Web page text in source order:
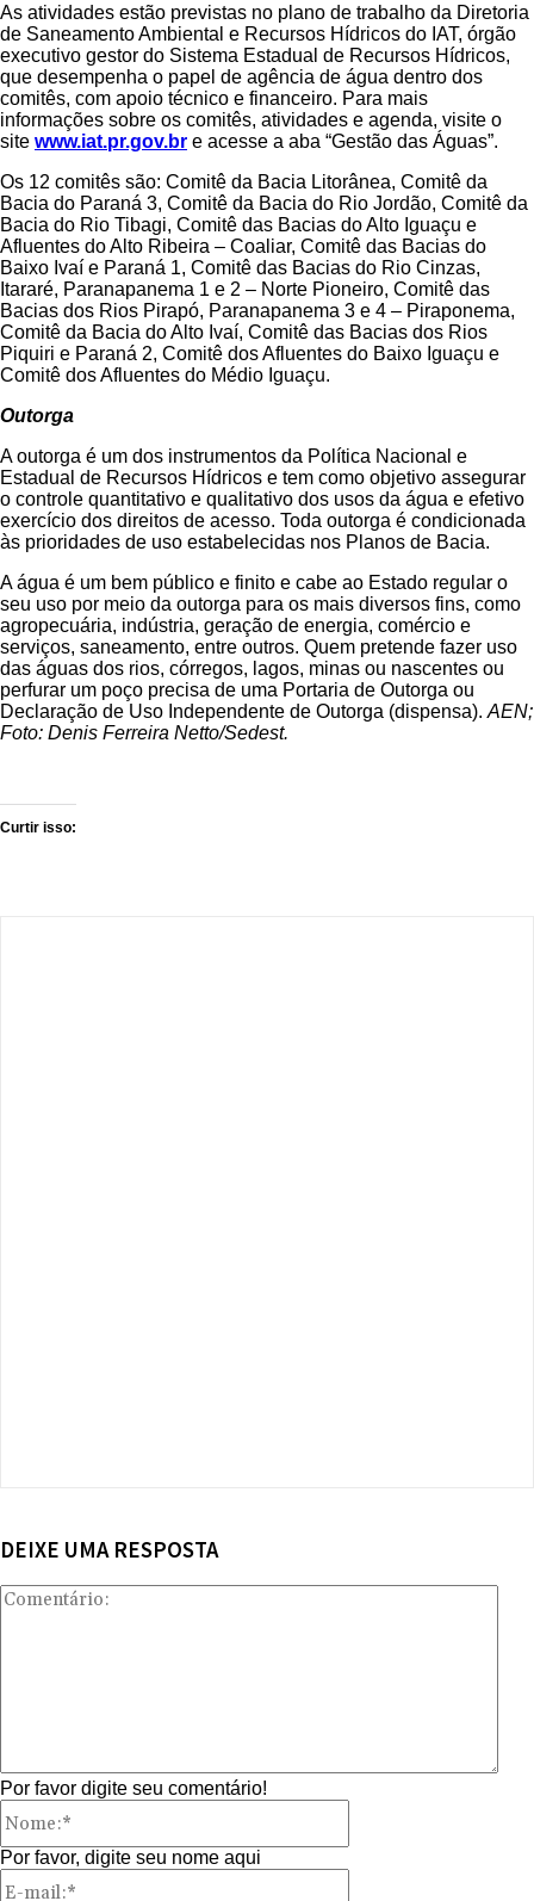
As atividades estão previstas no plano de trabalho da Diretoria
de Saneamento Ambiental e Recursos Hídricos do IAT, órgão
executivo gestor do Sistema Estadual de Recursos Hídricos,
que desempenha o papel de agência de água dentro dos
comitês, com apoio técnico e financeiro. Para mais
informações sobre os comitês, atividades e agenda, visite o
site www.iat.pr.gov.br e acesse a aba “Gestão das Águas”.
Os 12 comitês são: Comitê da Bacia Litorânea, Comitê da
Bacia do Paraná 3, Comitê da Bacia do Rio Jordão, Comitê da
Bacia do Rio Tibagi, Comitê das Bacias do Alto Iguaçu e
Afluentes do Alto Ribeira – Coaliar, Comitê das Bacias do
Baixo Ivaí e Paraná 1, Comitê das Bacias do Rio Cinzas,
Itararé, Paranapanema 1 e 2 – Norte Pioneiro, Comitê das
Bacias dos Rios Pirapó, Paranapanema 3 e 4 – Piraponema,
Comitê da Bacia do Alto Ivaí, Comitê das Bacias dos Rios
Piquiri e Paraná 2, Comitê dos Afluentes do Baixo Iguaçu e
Comitê dos Afluentes do Médio Iguaçu.
Outorga
A outorga é um dos instrumentos da Política Nacional e
Estadual de Recursos Hídricos e tem como objetivo assegurar
o controle quantitativo e qualitativo dos usos da água e efetivo
exercício dos direitos de acesso. Toda outorga é condicionada
às prioridades de uso estabelecidas nos Planos de Bacia.
A água é um bem público e finito e cabe ao Estado regular o
seu uso por meio da outorga para os mais diversos fins, como
agropecuária, indústria, geração de energia, comércio e
serviços, saneamento, entre outros. Quem pretende fazer uso
das águas dos rios, córregos, lagos, minas ou nascentes ou
perfurar um poço precisa de uma Portaria de Outorga ou
Declaração de Uso Independente de Outorga (dispensa). AEN;
Foto: Denis Ferreira Netto/Sedest.
Curtir isso:
DEIXE UMA RESPOSTA
Por favor digite seu comentário!
Por favor, digite seu nome aqui